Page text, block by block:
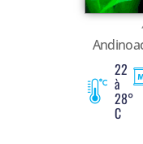
22
à
28°
C